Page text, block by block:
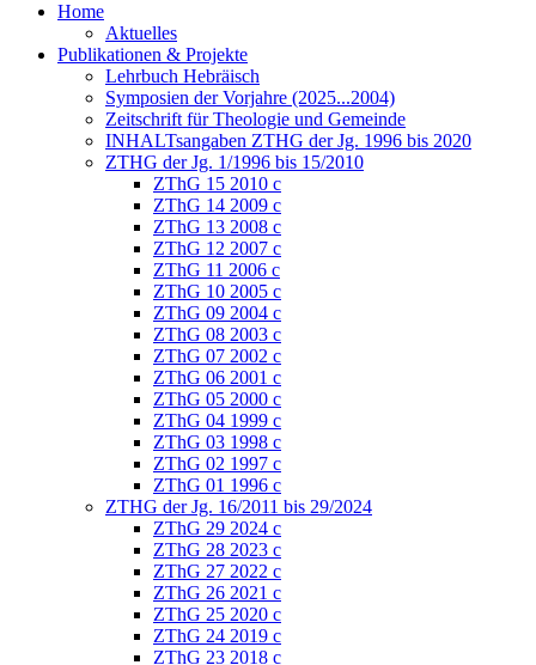
Home
Aktuelles
Publikationen & Projekte
Lehrbuch Hebräisch
Symposien der Vorjahre (2025...2004)
Zeitschrift für Theologie und Gemeinde
INHALTsangaben ZTHG der Jg. 1996 bis 2020
ZTHG der Jg. 1/1996 bis 15/2010
ZThG 15 2010 c
ZThG 14 2009 c
ZThG 13 2008 c
ZThG 12 2007 c
ZThG 11 2006 c
ZThG 10 2005 c
ZThG 09 2004 c
ZThG 08 2003 c
ZThG 07 2002 c
ZThG 06 2001 c
ZThG 05 2000 c
ZThG 04 1999 c
ZThG 03 1998 c
ZThG 02 1997 c
ZThG 01 1996 c
ZTHG der Jg. 16/2011 bis 29/2024
ZThG 29 2024 c
ZThG 28 2023 c
ZThG 27 2022 c
ZThG 26 2021 c
ZThG 25 2020 c
ZThG 24 2019 c
ZThG 23 2018 c